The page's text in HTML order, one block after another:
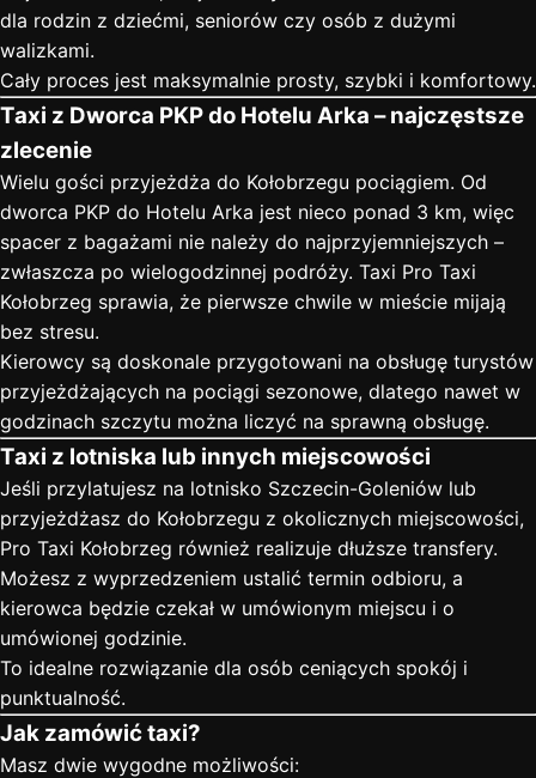
dla rodzin z dziećmi, seniorów czy osób z dużymi
walizkami.
Cały proces jest maksymalnie prosty, szybki i komfortowy.
Taxi z Dworca PKP do Hotelu Arka – najczęstsze
zlecenie
Wielu gości przyjeżdża do Kołobrzegu pociągiem. Od
dworca PKP do Hotelu Arka jest nieco ponad 3 km, więc
spacer z bagażami nie należy do najprzyjemniejszych –
zwłaszcza po wielogodzinnej podróży. Taxi Pro Taxi
Kołobrzeg sprawia, że pierwsze chwile w mieście mijają
bez stresu.
Kierowcy są doskonale przygotowani na obsługę turystów
przyjeżdżających na pociągi sezonowe, dlatego nawet w
godzinach szczytu można liczyć na sprawną obsługę.
Taxi z lotniska lub innych miejscowości
Jeśli przylatujesz na lotnisko Szczecin-Goleniów lub
przyjeżdżasz do Kołobrzegu z okolicznych miejscowości,
Pro Taxi Kołobrzeg również realizuje dłuższe transfery.
Możesz z wyprzedzeniem ustalić termin odbioru, a
kierowca będzie czekał w umówionym miejscu i o
umówionej godzinie.
To idealne rozwiązanie dla osób ceniących spokój i
punktualność.
Jak zamówić taxi?
Masz dwie wygodne możliwości: